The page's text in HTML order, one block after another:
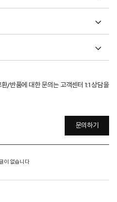
/반품에 대한 문의는 고객센터 1:1 상담을
문의하기
이 없습니다